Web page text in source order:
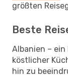
größten
Beste
Albanien –
köstlicher
hin zu